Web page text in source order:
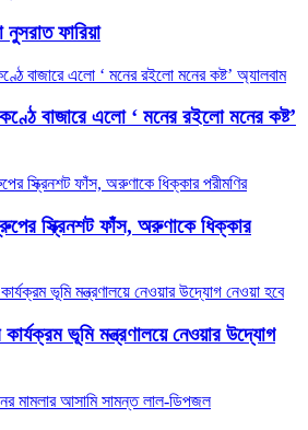
নুসরাত ফারিয়া
কণ্ঠে বাজারে এলো ‘ মনের রইলো মনের কষ্ট’
স্ক্রিনশট ফাঁস, অরুণাকে ধিক্কার
ভূমি মন্ত্রণালয়ে নেওয়ার উদ্যোগ